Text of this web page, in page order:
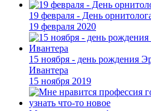
19 февраля - День
19 февраля 2020
15 ноября - день рождения
Ивантера
15 ноября 2019